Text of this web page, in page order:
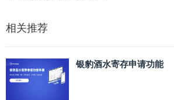
相关推荐
银豹酒水寄存申请功能